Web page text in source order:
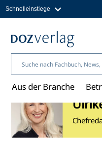
Inhalt
Schnelleinstiege
Fachbücher & Shop
Über uns
Aus der Branche